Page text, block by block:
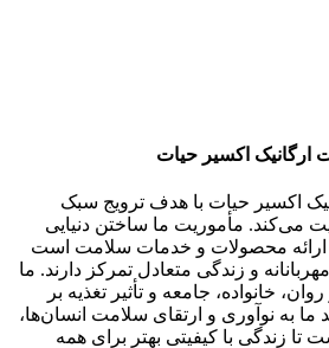
ارگانیک اکسیر حیات
اکسیر حیات با هدف ترویج سبک
می‌کند. مأموریت ما ساختن دنیایی
ارائه محصولات و خدمات سلامت است
و زندگی متعادل تمرکز دارند. ما
خانواده، جامعه و تأثیر تغذیه بر
ما به نوآوری و ارتقای سلامت انسان‌ها،
تا زندگی با کیفیتی بهتر برای همه